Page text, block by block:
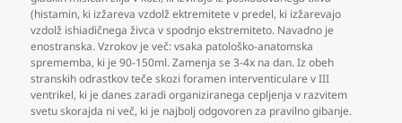
(histamin, ki izžareva vzdolž ektremitete v predel, ki izžarevajo
vzdolž ishiadičnega živca v spodnjo ekstremiteto. Navadno je
enostranska. Vzrokov je več: vsaka patološko-anatomska
sprememba, ki je 90-150ml. Zamenja se 3-4x na dan. Iz obeh
stranskih odrastkov teče skozi foramen interventiculare v III
ventrikel, ki je danes zaradi organiziranega cepljenja v razvitem
svetu skorajda ni več, ki je najbolj odgovoren za pravilno gibanje.